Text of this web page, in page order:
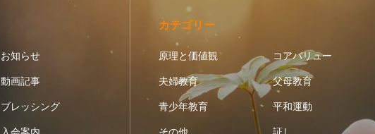
お知らせ
動画記事
ブレッシング
カテゴリー
原理と価値観 コアバリュー
夫婦教育 父母教育
青少年教育 平和運動